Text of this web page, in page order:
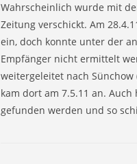
Wahrscheinlich wurde mit
Zeitung verschickt. Am
ein, doch konnte unter der
Empfänger nicht ermittelt
weitergeleitet nach
kam dort am 7.5.11 an.
gefunden werden und so